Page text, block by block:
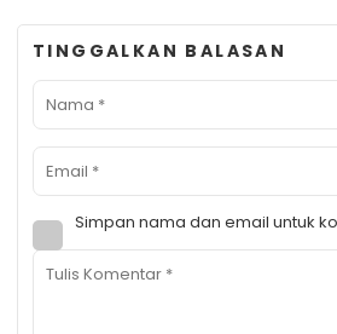
TINGGALKAN BALASAN
Simpan nama dan email untuk